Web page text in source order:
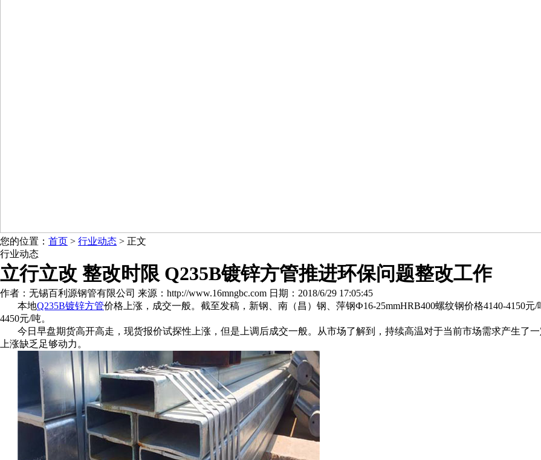
您的位置： 首页 > 行业动态 > 正文
行业动态
立行立改 整改时限 Q235B镀锌方管推进环保问题整改工作
作者：无锡百利源钢管有限公司 来源：http://www.16mngbc.com 日期：2018/6/29 17:05:45
本地Q235B镀锌方管价格上涨，成交一般。截至发稿，新钢、南（昌）钢、萍钢Ф16-25mmHRB400螺纹钢价格4140-4150
4450元/吨。
今日早盘期货高开高走，现货报价试探性上涨，但是上调后成交一般。从市场了解到，持续高温对于当前市场需求产生了
上涨缺乏足够动力。